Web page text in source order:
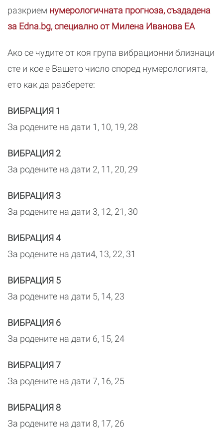
разкрием нумерологичната прогноза, създадена
за Edna.bg, специално от Милена Иванова ЕА
Ако се чудите от коя група вибрационни близнаци
сте и кое е Вашето число според нумерологията,
ето как да разберете:
ВИБРАЦИЯ 1
За родените на дати 1, 10, 19, 28
ВИБРАЦИЯ 2
За родените на дати 2, 11, 20, 29
ВИБРАЦИЯ 3
За родените на дати 3, 12, 21, 30
ВИБРАЦИЯ 4
За родените на дати4, 13, 22, 31
ВИБРАЦИЯ 5
За родените на дати 5, 14, 23
ВИБРАЦИЯ 6
За родените на дати 6, 15, 24
ВИБРАЦИЯ 7
За родените на дати 7, 16, 25
ВИБРАЦИЯ 8
За родените на дати 8, 17, 26